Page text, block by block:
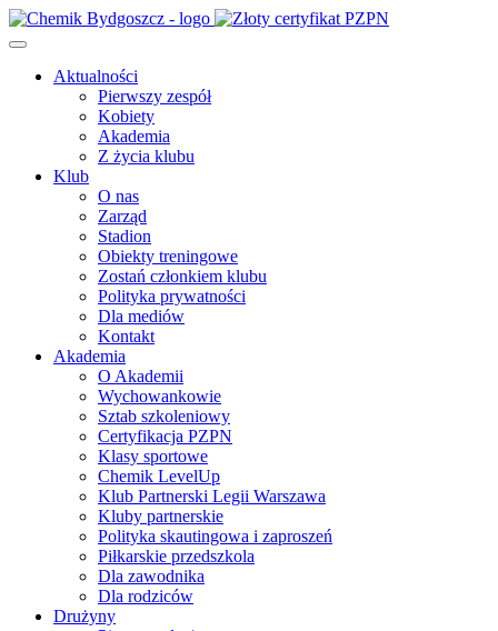
Aktualności
Pierwszy zespół
Kobiety
Akademia
Z życia klubu
Klub
O nas
Zarząd
Stadion
Obiekty treningowe
Zostań członkiem klubu
Polityka prywatności
Dla mediów
Kontakt
Akademia
O Akademii
Wychowankowie
Sztab szkoleniowy
Certyfikacja PZPN
Klasy sportowe
Chemik LevelUp
Klub Partnerski Legii Warszawa
Kluby partnerskie
Polityka skautingowa i zaproszeń
Piłkarskie przedszkola
Dla zawodnika
Dla rodziców
Drużyny